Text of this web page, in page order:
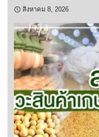
สิงหาคม 8, 2026